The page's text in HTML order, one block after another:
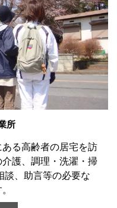
所
る高齢者の居宅を訪
護、調理・洗濯・掃
談、助言等の必要な